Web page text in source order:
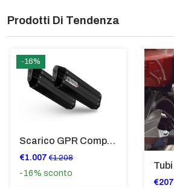
Prodotti Di Tendenza
-16%
Scarico GPR Compatibile Con Bmw K 1600 Gt 2017-2021 - Hyper Sonic Black Titanium
€1.007 €1.208
-16% sconto
€207